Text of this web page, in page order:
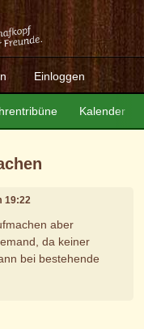
Einloggen
Kalender
19:22
aber
da keiner
bei bestehende